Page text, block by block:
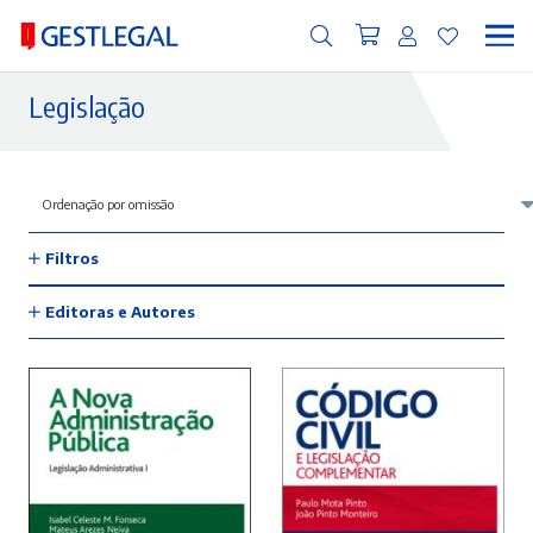
Legislação
Filtros
Editoras e Autores